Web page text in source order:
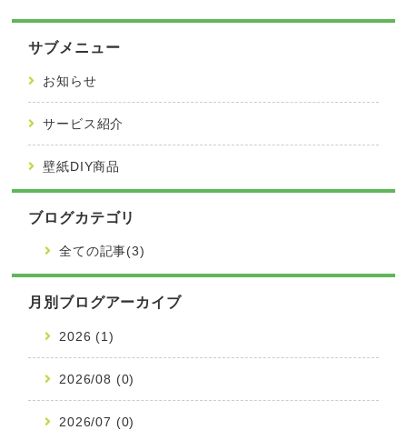
サブメニュー
お知らせ
サービス紹介
壁紙DIY商品
ブログカテゴリ
全ての記事(3)
月別ブログアーカイブ
2026 (1)
2026/08 (0)
2026/07 (0)